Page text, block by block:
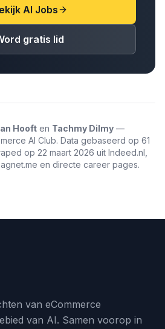
AI Jobs
gratis lid
Hooft en Tachmy Dilmy —
AI Club. Data gebaseerd op 61
op 22 maart 2026 uit Indeed.nl,
en directe career pages.
van eCommerce
van AI. Samen voorop in